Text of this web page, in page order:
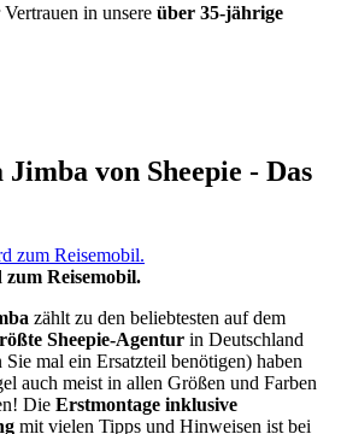
in unsere über 35-jährige
von Sheepie - Das
Reisemobil.
zählt zu den beliebtesten auf dem
Sheepie-Agentur in Deutschland
mal ein Ersatzteil benötigen) haben
auch meist in allen Größen und Farben
Die Erstmontage inklusive
mit vielen Tipps und Hinweisen ist bei